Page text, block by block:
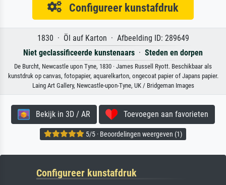
Configureer kunstafdruk
1830 · Öl auf Karton · Afbeelding ID: 289649
Niet geclassificeerde kunstenaars · Steden en dorpen
De Burcht, Newcastle upon Tyne, 1830 · James Russell Ryott. Beschikbaar als
kunstdruk op canvas, fotopapier, aquarelkarton, ongecoat papier of Japans papier.
Laing Art Gallery, Newcastle-upon-Tyne, UK / Bridgeman Images
Bekijk in 3D / AR Toevoegen aan favorieten
5/5 · Beoordelingen weergeven (1)
Configureer kunstafdruk